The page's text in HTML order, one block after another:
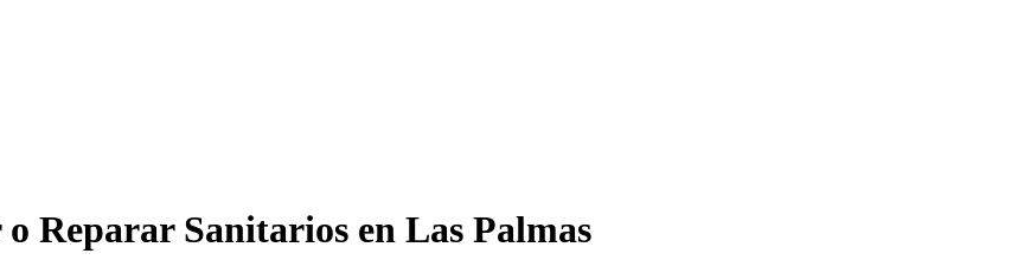
Reparar Sanitarios en Las Palmas